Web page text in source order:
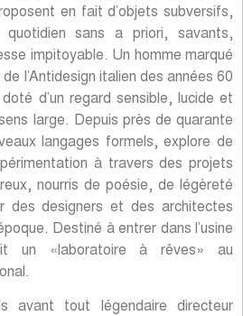
en fait d’objets subversifs,
sans a priori, savants,
impitoyable. Un homme marqué
l’Antidesign italien des années 60
d’un regard sensible, lucide et
large. Depuis près de quarante
langages formels, explore de
à travers des projets
nourris de poésie, de légèreté
des designers et des architectes
Destiné à entrer dans l’usine
un «laboratoire à rêves» au
avant tout légendaire directeur